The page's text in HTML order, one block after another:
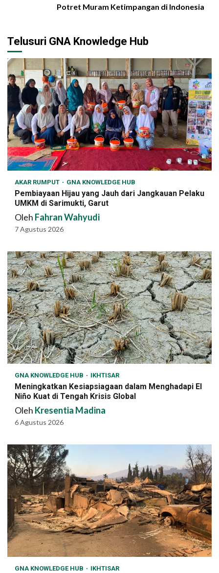
Potret Muram Ketimpangan di Indonesia
Telusuri GNA Knowledge Hub
AKAR RUMPUT GNA KNOWLEDGE HUB
Pembiayaan Hijau yang Jauh dari Jangkauan Pelaku
UMKM di Sarimukti, Garut
Oleh Fahran Wahyudi
7 Agustus 2026
GNA KNOWLEDGE HUB IKHTISAR
Meningkatkan Kesiapsiagaan dalam Menghadapi El
Niño Kuat di Tengah Krisis Global
Oleh Kresentia Madina
6 Agustus 2026
GNA KNOWLEDGE HUB IKHTISAR